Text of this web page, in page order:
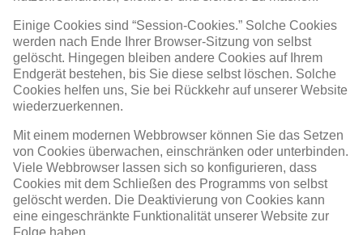
Einige Cookies sind “Session-Cookies.” Solche Cookies
werden nach Ende Ihrer Browser-Sitzung von selbst
gelöscht. Hingegen bleiben andere Cookies auf Ihrem
Endgerät bestehen, bis Sie diese selbst löschen. Solche
Cookies helfen uns, Sie bei Rückkehr auf unserer Website
wiederzuerkennen.
Mit einem modernen Webbrowser können Sie das Setzen
von Cookies überwachen, einschränken oder unterbinden.
Viele Webbrowser lassen sich so konfigurieren, dass
Cookies mit dem Schließen des Programms von selbst
gelöscht werden. Die Deaktivierung von Cookies kann
eine eingeschränkte Funktionalität unserer Website zur
Folge haben.